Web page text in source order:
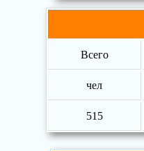
Всего
чел
515